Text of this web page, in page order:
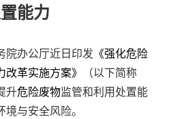
能力
院办公厅近日印发 《强化危险
革实施方案》
（以下简称
升危险废物监管和利用处置能
与安全风险。